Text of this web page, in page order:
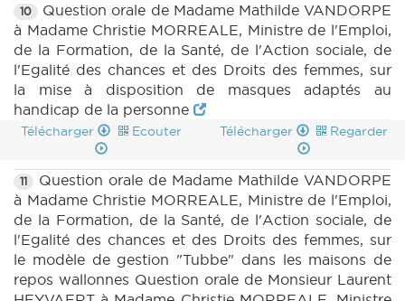
10
Question orale de Madame Mathilde VANDORPE
à Madame Christie MORREALE, Ministre de l'Emploi,
de la Formation, de la Santé, de l'Action sociale, de
l'Egalité des chances et des Droits des femmes, sur
la mise à disposition de masques adaptés au
handicap de la personne
Télécharger Ecouter Télécharger Regarder
11
Question orale de Madame Mathilde VANDORPE
à Madame Christie MORREALE, Ministre de l'Emploi,
de la Formation, de la Santé, de l'Action sociale, de
l'Egalité des chances et des Droits des femmes, sur
le modèle de gestion "Tubbe" dans les maisons de
repos wallonnes Question orale de Monsieur Laurent